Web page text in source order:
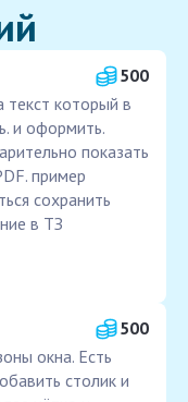
500
текст который в
и оформить.
показать
пример
сохранить
в ТЗ
500
окна. Есть
столик и